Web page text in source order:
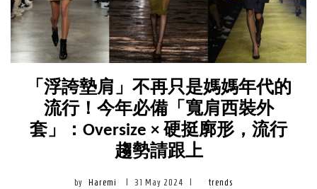
「浮誇墊肩」不再只是媽媽年代的
流行！今年必備「寬肩西裝外
套」：Oversize × 硬挺廓形，流行
趨勢請跟上
by Haremi 31 May 2024 trends